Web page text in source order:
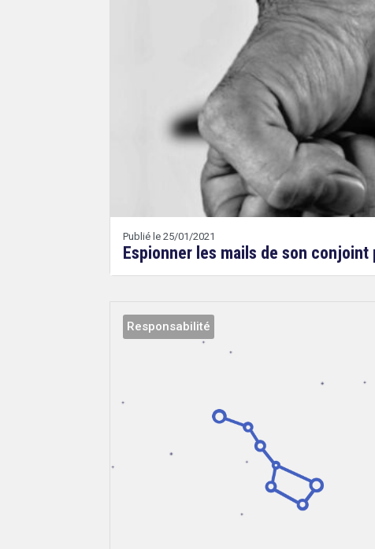
Publié le 25/01/2021
Espionner les mails de son
&
Responsabilité